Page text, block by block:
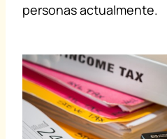
personas actualmente.